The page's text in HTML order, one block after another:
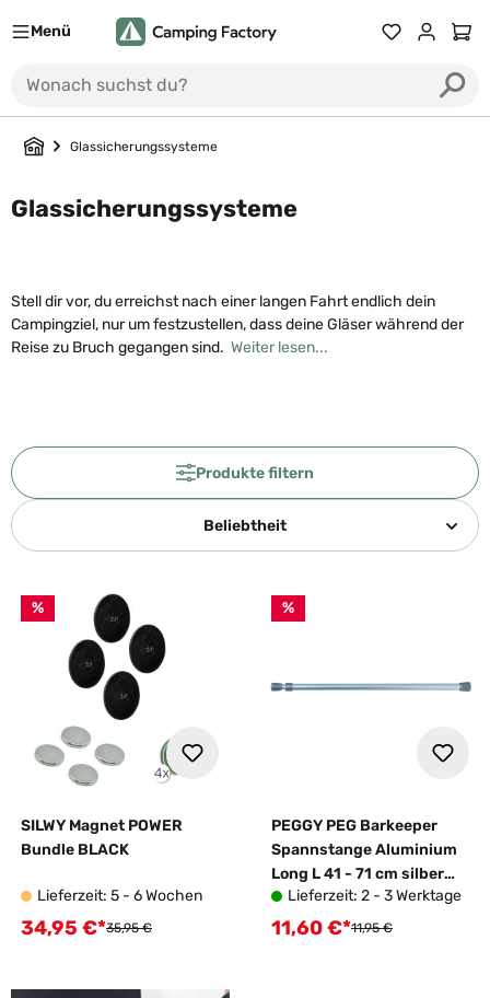
Menü Du hast 0
Glassicherungssysteme
Glassicherungssysteme
Stell dir vor, du erreichst nach einer langen Fahrt endlich dein
Campingziel, nur um festzustellen, dass deine Gläser während der
Reise zu Bruch gegangen sind. Weiter lesen...
Produkte filtern
Beliebtheit
%
SILWY Magnet POWER
Bundle BLACK
Lieferzeit: 5 - 6 Wochen
Verkaufspreis:
34,95 €*Regulärer Preis:
35,95 €
%
PEGGY PEG Barkeeper
Spannstange Aluminium
Long L 41 - 71 cm silber
2er Set
Lieferzeit: 2 - 3 Werktage
Verkaufspreis:
11,60 €*Regulärer Preis:
11,95 €